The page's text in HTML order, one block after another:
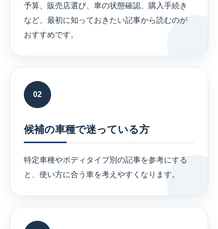
予算、販売店選び、車の状態確認、購入手続き
など、最初に知っておきたい記事から読むのが
おすすめです。
02
候補の車種で迷っている方
特定車種やボディタイプ別の記事を参考にする
と、使い方に合う車を考えやすくなります。